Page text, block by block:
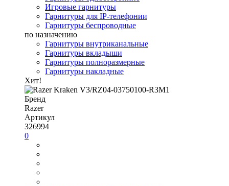
Игровые гарнитуры
Гарнитуры для IP-телефонии
Гарнитуры беспроводные
по назначению
Гарнитуры внутриканальные
Гарнитуры вкладыши
Гарнитуры полноразмерные
Гарнитуры накладные
Хит!
Бренд
Razer
Артикул
326994
0